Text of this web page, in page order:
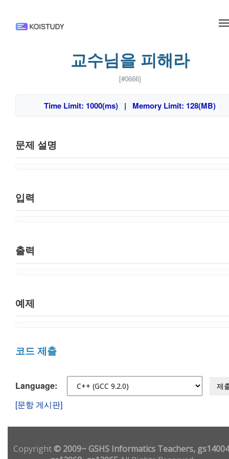
교수님을 피해라
[#0666]
Time Limit: 1000(ms) | Memory Limit: 128(MB)
문제 설명
입력
출력
예제
코드 제출
Language: 제
[문항 게시판]
Copyright© 2009~ GSHS Informatics Teachers,